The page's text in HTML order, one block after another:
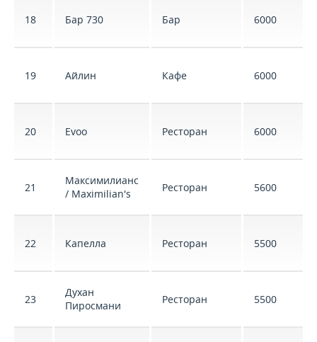
18 Бар 730 Бар 6000
19 Айлин Кафе 6000
20 Evoo Ресторан 6000
21
Максимилианс
/ Maximilian's
Ресторан 5600
22 Капелла Ресторан 5500
23
Духан
Пиросмани
Ресторан 5500